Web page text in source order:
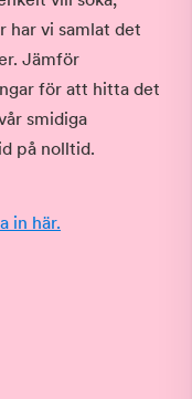
har vi samlat det
Jämför
för att hitta det
smidiga
på nolltid.
in här.